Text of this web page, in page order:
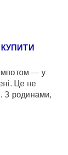
— у
Це не
З родинами,